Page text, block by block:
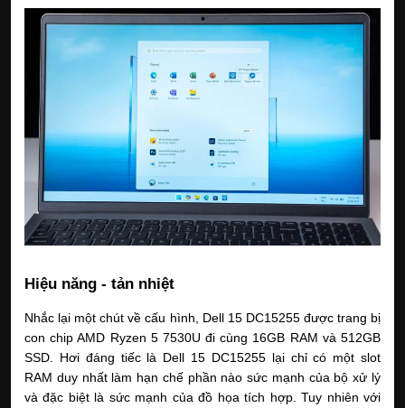
Hiệu năng - tản nhiệt
Nhắc lại một chút về cấu hình, Dell 15 DC15255 được trang bị
con chip AMD Ryzen 5 7530U đi cùng 16GB RAM và 512GB
SSD. Hơi đáng tiếc là Dell 15 DC15255 lại chỉ có một slot
RAM duy nhất làm hạn chế phần nào sức mạnh của bộ xử lý
và đặc biệt là sức mạnh của đồ họa tích hợp. Tuy nhiên với